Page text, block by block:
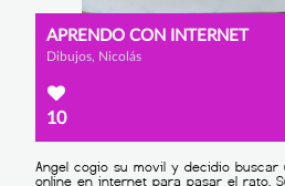
APRENDO CON INTERNET
Dibujos, Nicolás
10